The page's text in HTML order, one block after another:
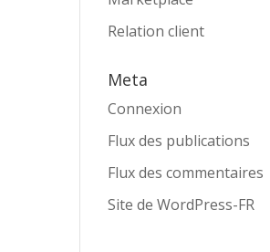
Relation client
Meta
Connexion
Flux des publications
Flux des commentaires
Site de WordPress-FR